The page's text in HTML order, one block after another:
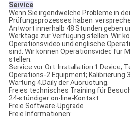
Service
Wenn Sie irgendwelche Probleme in
Prüfungsprozesses haben,
Antwort innerhalb 48 Stunden geben
Werktage zur Verfügung stellen. Wir
Operationsvideo und englische
sind. Wir können Operationsvideo für
stellen.
Service vor Ort: Installation 1.Device;
Operations-2.Equipment; Kalibrierung
Wartung 4.Daily der Ausrüstung.
Freies technisches Training für
24-stündiger on-line-Kontakt
Freie Software-Upgrade
Freie Informationen: